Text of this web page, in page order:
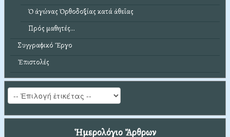
Ὁ ἀγώνας Ὀρθοδοξίας κατά ἀθεΐας
Πρός μαθητές...
Συγγραφικό Ἔργο
Ἐπιστολές
Ἡμερολόγιο Ἄρθρων